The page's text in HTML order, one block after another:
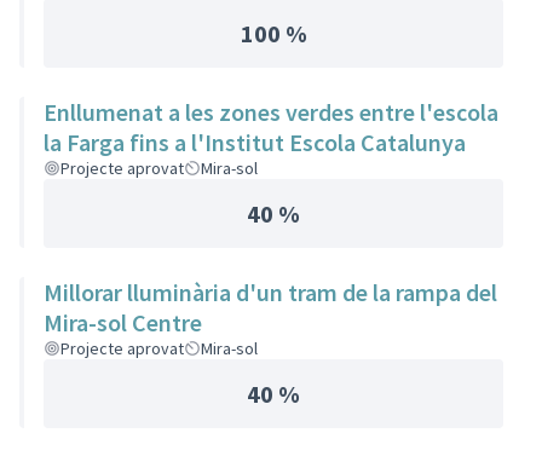
100 %
Enllumenat a les zones verdes entre l'escola
la Farga fins a l'Institut Escola Catalunya
Projecte aprovat Mira-sol
40 %
Millorar lluminària d'un tram de la rampa del
Mira-sol Centre
Projecte aprovat Mira-sol
40 %